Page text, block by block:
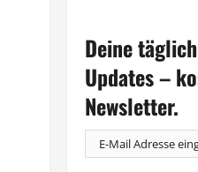
Deine
Updates –
Newsletter.